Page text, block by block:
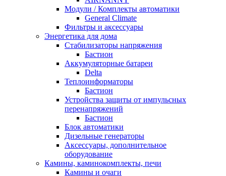
Модули / Комплекты автоматики
General Climate
Фильтры и аксессуары
Энергетика для дома
Стабилизаторы напряжения
Бастион
Аккумуляторные батареи
Delta
Теплоинформаторы
Бастион
Устройства защиты от импульсных
перенапряжений
Бастион
Блок автоматики
Дизельные генераторы
Аксессуары, дополнительное
оборудование
Камины, каминокомплекты, печи
Камины и очаги